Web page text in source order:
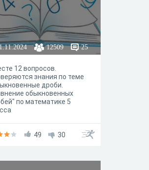
12509 25
12 вопросов.
знания по теме
дроби.
обыкновенных
по математике 5
49 30